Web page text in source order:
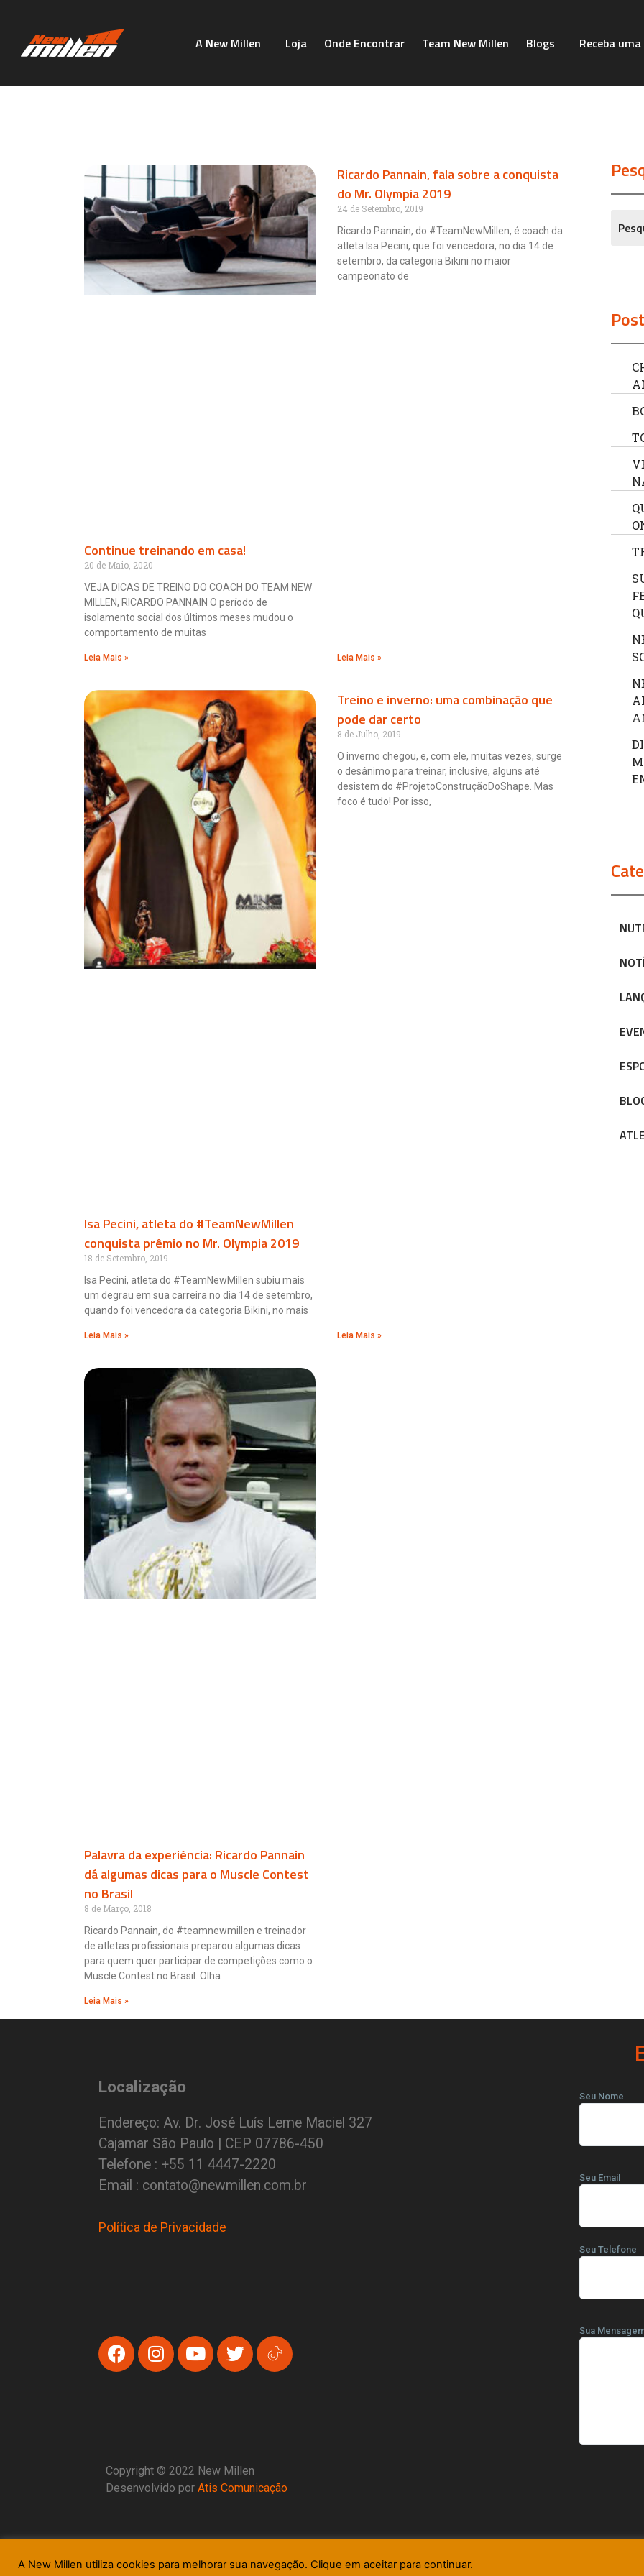
A New Millen Loja Onde Encontrar Team New Millen Blogs Receba
Continue treinando em casa!
20 de Maio, 2020
VEJA DICAS DE TREINO DO COACH DO TEAM NEW
MILLEN, RICARDO PANNAIN O período de
isolamento social dos últimos meses mudou o
comportamento de muitas
Leia Mais »
Ricardo Pannain, fala sobre a conquista
do Mr. Olympia 2019
24 de Setembro, 2019
Ricardo Pannain, do #TeamNewMillen, é coach da
atleta Isa Pecini, que foi vencedora, no dia 14 de
setembro, da categoria Bikini no maior
campeonato de
Leia Mais »
Isa Pecini, atleta do #TeamNewMillen
conquista prêmio no Mr. Olympia 2019
18 de Setembro, 2019
Isa Pecini, atleta do #TeamNewMillen subiu mais
um degrau em sua carreira no dia 14 de setembro,
quando foi vencedora da categoria Bikini, no mais
Leia Mais »
Treino e inverno: uma combinação que
pode dar certo
8 de Julho, 2019
O inverno chegou, e, com ele, muitas vezes, surge
o desânimo para treinar, inclusive, alguns até
desistem do #ProjetoConstruçãoDoShape. Mas
foco é tudo! Por isso,
Leia Mais »
Palavra da experiência: Ricardo Pannain
dá algumas dicas para o Muscle Contest
no Brasil
8 de Março, 2018
Ricardo Pannain, do #teamnewmillen e treinador
de atletas profissionais preparou algumas dicas
para quem quer participar de competições como o
Muscle Contest no Brasil. Olha
Leia Mais »
Localização
Endereço: Av. Dr. José Luís Leme Maciel 327
Cajamar São Paulo | CEP 07786-450
Telefone : +55 11 4447-2220
Email : contato@newmillen.com.br
Política de Privacidade
Copyright © 2022 New Millen
Desenvolvido por Atis Comunicação
Seu Nome
Seu Email
Seu Telefone
Sua
A New Millen utiliza cookies para melhorar sua navegação. Clique em aceitar para continuar.